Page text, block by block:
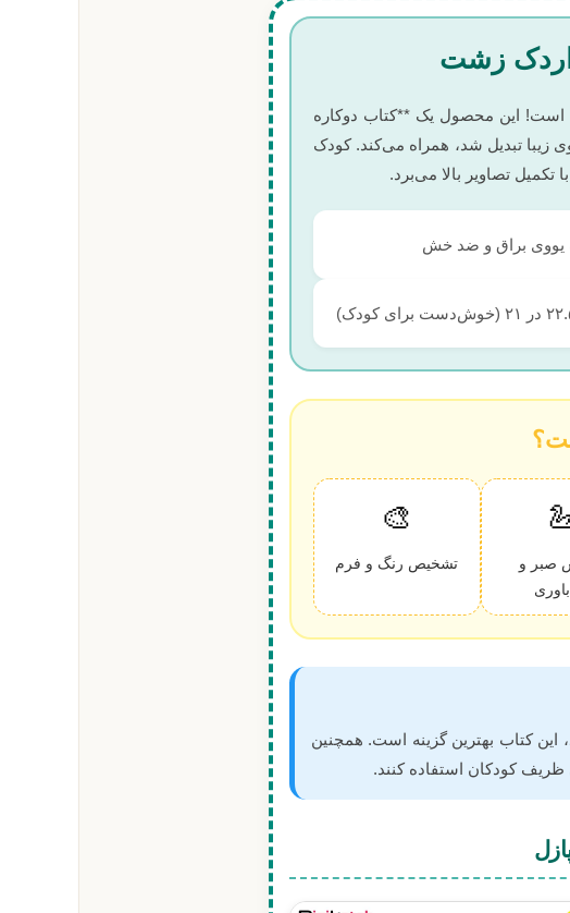
اردک زشت
است! این محصول یک **کتاب دوکاره
تبدیل شد، همراه می‌کند. کودک
تصاویر بالا می‌برد.
یووی براق و ضد خش
صبر و
🎨
تشخیص رنگ و فرم
این کتاب بهترین گزینه است. همچنین
کودکان استفاده کنند.